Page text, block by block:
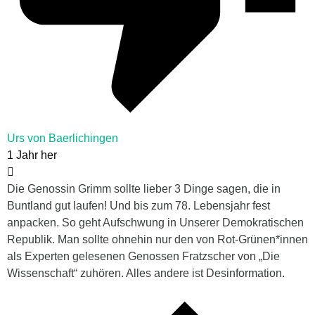
Urs von Baerlichingen
1 Jahr her
Die Genossin Grimm sollte lieber 3 Dinge sagen, die in
Buntland gut laufen! Und bis zum 78. Lebensjahr fest
anpacken. So geht Aufschwung in Unserer Demokratischen
Republik. Man sollte ohnehin nur den von Rot-Grünen*innen
als Experten gelesenen Genossen Fratzscher von „Die
Wissenschaft“ zuhören. Alles andere ist Desinformation.